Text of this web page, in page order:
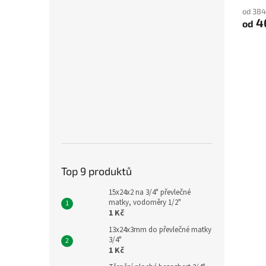
Top 9 produktů
15x24x2 na 3/4" převlečné
matky, vodoměry 1/2"
1 Kč
13x24x3mm do převlečné matky
3/4"
1 Kč
od
od